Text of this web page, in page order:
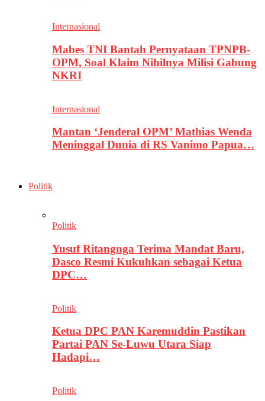
Internasional
Mabes TNI Bantah Pernyataan TPNPB-
OPM, Soal Klaim Nihilnya Milisi Gabung
NKRI
Internasional
Mantan ‘Jenderal OPM’ Mathias Wenda
Meninggal Dunia di RS Vanimo Papua…
Politik
Politik
Yusuf Ritangnga Terima Mandat Baru,
Dasco Resmi Kukuhkan sebagai Ketua
DPC…
Politik
Ketua DPC PAN Karemuddin Pastikan
Partai PAN Se-Luwu Utara Siap
Hadapi…
Politik